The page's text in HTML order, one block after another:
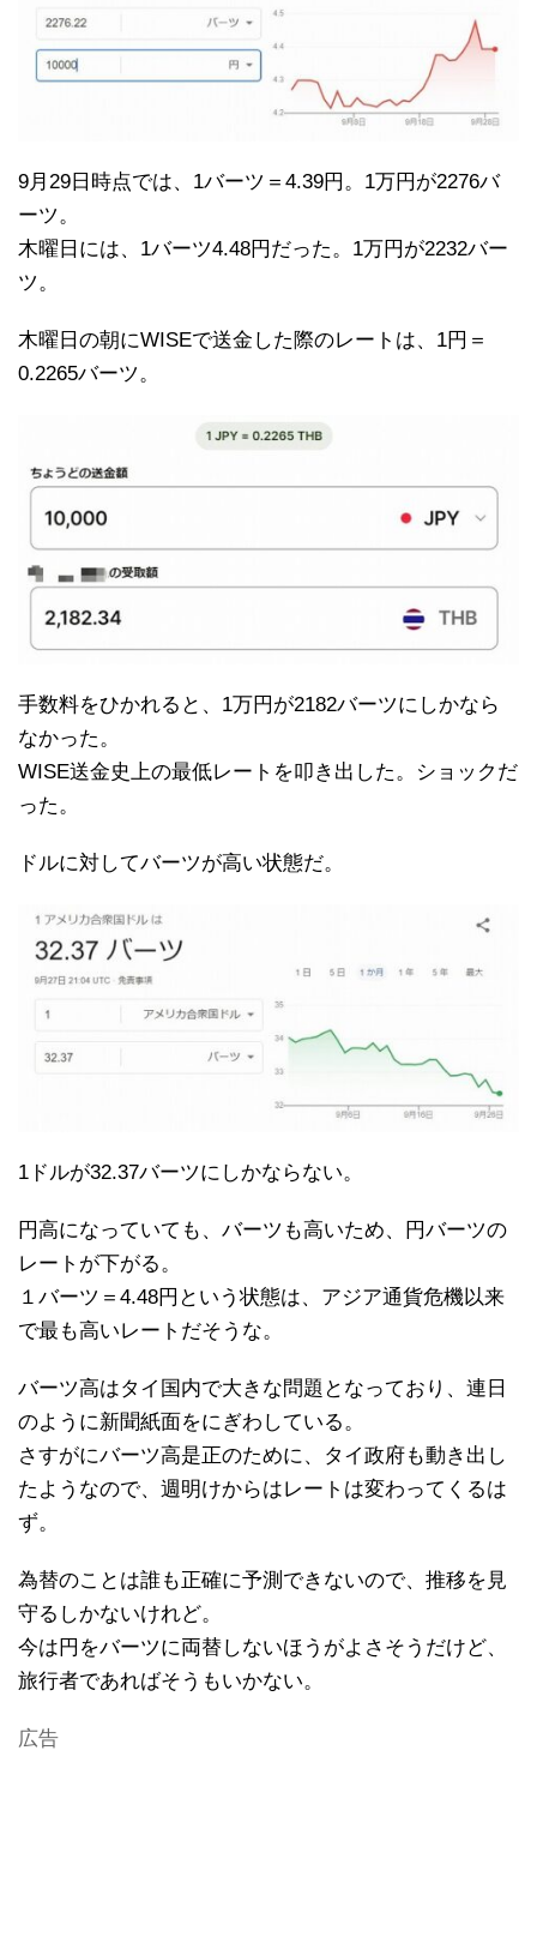
9月29日時点では、1バーツ＝4.39円。1万円が2276バ
ーツ。
木曜日には、1バーツ4.48円だった。1万円が2232バー
ツ。
木曜日の朝にWISEで送金した際のレートは、1円＝
0.2265バーツ。
手数料をひかれると、1万円が2182バーツにしかなら
なかった。
WISE送金史上の最低レートを叩き出した。ショックだ
った。
ドルに対してバーツが高い状態だ。
1ドルが32.37バーツにしかならない。
円高になっていても、バーツも高いため、円バーツの
レートが下がる。
１バーツ＝4.48円という状態は、アジア通貨危機以来
で最も高いレートだそうな。
バーツ高はタイ国内で大きな問題となっており、連日
のように新聞紙面をにぎわしている。
さすがにバーツ高是正のために、タイ政府も動き出し
たようなので、週明けからはレートは変わってくるは
ず。
為替のことは誰も正確に予測できないので、推移を見
守るしかないけれど。
今は円をバーツに両替しないほうがよさそうだけど、
旅行者であればそうもいかない。
広告